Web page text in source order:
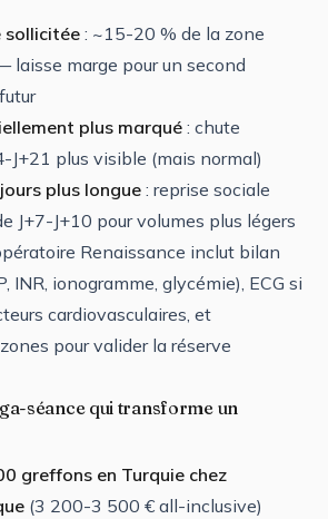
sollicitée : ~15-20 % de la zone
laisse marge pour un second
plus marqué : chute
J+21 plus visible (mais normal)
plus longue : reprise sociale
J+7-J+10 pour volumes plus légers
Renaissance inclut bilan
INR, ionogramme, glycémie), ECG si
cardiovasculaires, et
pour valider la réserve
séance qui transforme un
greffons en Turquie chez
(3 200-3 500 € all-inclusive)